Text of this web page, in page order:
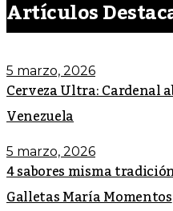
Artículos
5 marzo, 2026
Cerveza Ultra: Cardenal
Venezuela
5 marzo, 2026
4 sabores misma
Galletas María Momentos